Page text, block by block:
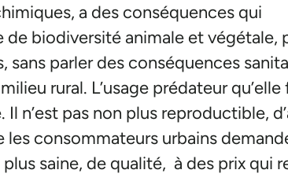
a des conséquences qui
de biodiversité animale et végétale,
sans parler des conséquences
rural. L’usage prédateur qu’elle
n’est pas non plus reproductible,
les consommateurs urbains
saine, de qualité, à des prix qui